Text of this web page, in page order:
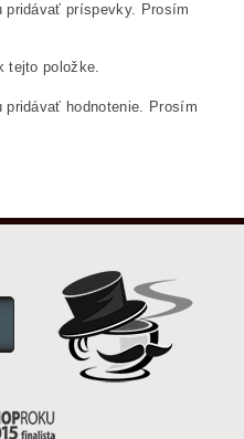
pridávať príspevky. Prosím
tejto položke.
hodnotenie. Prosím